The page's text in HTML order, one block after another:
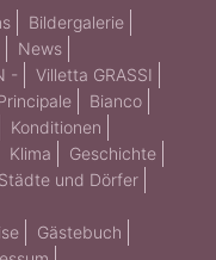
Bildergalerie
News
-
Villetta GRASSI
Bianco
Konditionen
Klima
Geschichte
Städte und Dörfer
Gästebuch